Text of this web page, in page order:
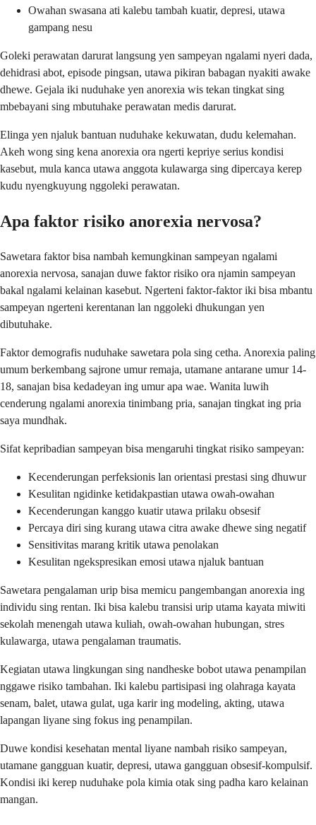
Owahan swasana ati kalebu tambah kuatir, depresi, utawa
gampang nesu
Goleki perawatan darurat langsung yen sampeyan ngalami nyeri dada,
dehidrasi abot, episode pingsan, utawa pikiran babagan nyakiti awake
dhewe. Gejala iki nuduhake yen anorexia wis tekan tingkat sing
mbebayani sing mbutuhake perawatan medis darurat.
Elinga yen njaluk bantuan nuduhake kekuwatan, dudu kelemahan.
Akeh wong sing kena anorexia ora ngerti kepriye serius kondisi
kasebut, mula kanca utawa anggota kulawarga sing dipercaya kerep
kudu nyengkuyung nggoleki perawatan.
Apa faktor risiko anorexia nervosa?
Sawetara faktor bisa nambah kemungkinan sampeyan ngalami
anorexia nervosa, sanajan duwe faktor risiko ora njamin sampeyan
bakal ngalami kelainan kasebut. Ngerteni faktor-faktor iki bisa mbantu
sampeyan ngerteni kerentanan lan nggoleki dhukungan yen
dibutuhake.
Faktor demografis nuduhake sawetara pola sing cetha. Anorexia paling
umum berkembang sajrone umur remaja, utamane antarane umur 14-
18, sanajan bisa kedadeyan ing umur apa wae. Wanita luwih
cenderung ngalami anorexia tinimbang pria, sanajan tingkat ing pria
saya mundhak.
Sifat kepribadian sampeyan bisa mengaruhi tingkat risiko sampeyan:
Kecenderungan perfeksionis lan orientasi prestasi sing dhuwur
Kesulitan ngidinke ketidakpastian utawa owah-owahan
Kecenderungan kanggo kuatir utawa prilaku obsesif
Percaya diri sing kurang utawa citra awake dhewe sing negatif
Sensitivitas marang kritik utawa penolakan
Kesulitan ngekspresikan emosi utawa njaluk bantuan
Sawetara pengalaman urip bisa memicu pangembangan anorexia ing
individu sing rentan. Iki bisa kalebu transisi urip utama kayata miwiti
sekolah menengah utawa kuliah, owah-owahan hubungan, stres
kulawarga, utawa pengalaman traumatis.
Kegiatan utawa lingkungan sing nandheske bobot utawa penampilan
nggawe risiko tambahan. Iki kalebu partisipasi ing olahraga kayata
senam, balet, utawa gulat, uga karir ing modeling, akting, utawa
lapangan liyane sing fokus ing penampilan.
Duwe kondisi kesehatan mental liyane nambah risiko sampeyan,
utamane gangguan kuatir, depresi, utawa gangguan obsesif-kompulsif.
Kondisi iki kerep nuduhake pola kimia otak sing padha karo kelainan
mangan.